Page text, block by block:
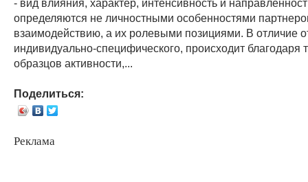
определяются не личностными особенностями
взаимодействию, а их ролевыми позициями. В отличие
индивидуально-специфического, происходит благодаря
образцов активности,...
Поделиться:
Реклама